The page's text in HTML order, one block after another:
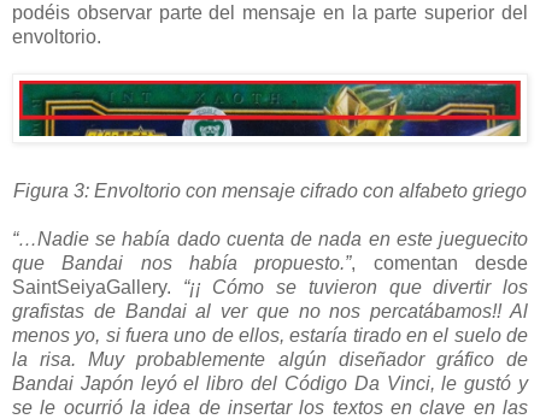
podéis observar parte del mensaje en la parte superior del
envoltorio.
Figura 3: Envoltorio con mensaje cifrado con alfabeto griego
“…Nadie se había dado cuenta de nada en este jueguecito
que Bandai nos había propuesto.”, comentan desde
SaintSeiyaGallery. “¡¡ Cómo se tuvieron que divertir los
grafistas de Bandai al ver que no nos percatábamos!! Al
menos yo, si fuera uno de ellos, estaría tirado en el suelo de
la risa. Muy probablemente algún diseñador gráfico de
Bandai Japón leyó el libro del Código Da Vinci, le gustó y
se le ocurrió la idea de insertar los textos en clave en las